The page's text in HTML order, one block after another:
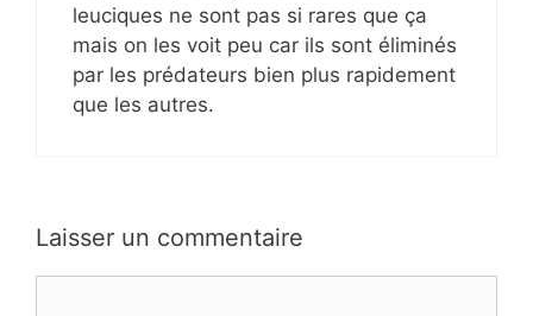
leuciques ne sont pas si rares que ça
mais on les voit peu car ils sont éliminés
par les prédateurs bien plus rapidement
que les autres.
Laisser un commentaire